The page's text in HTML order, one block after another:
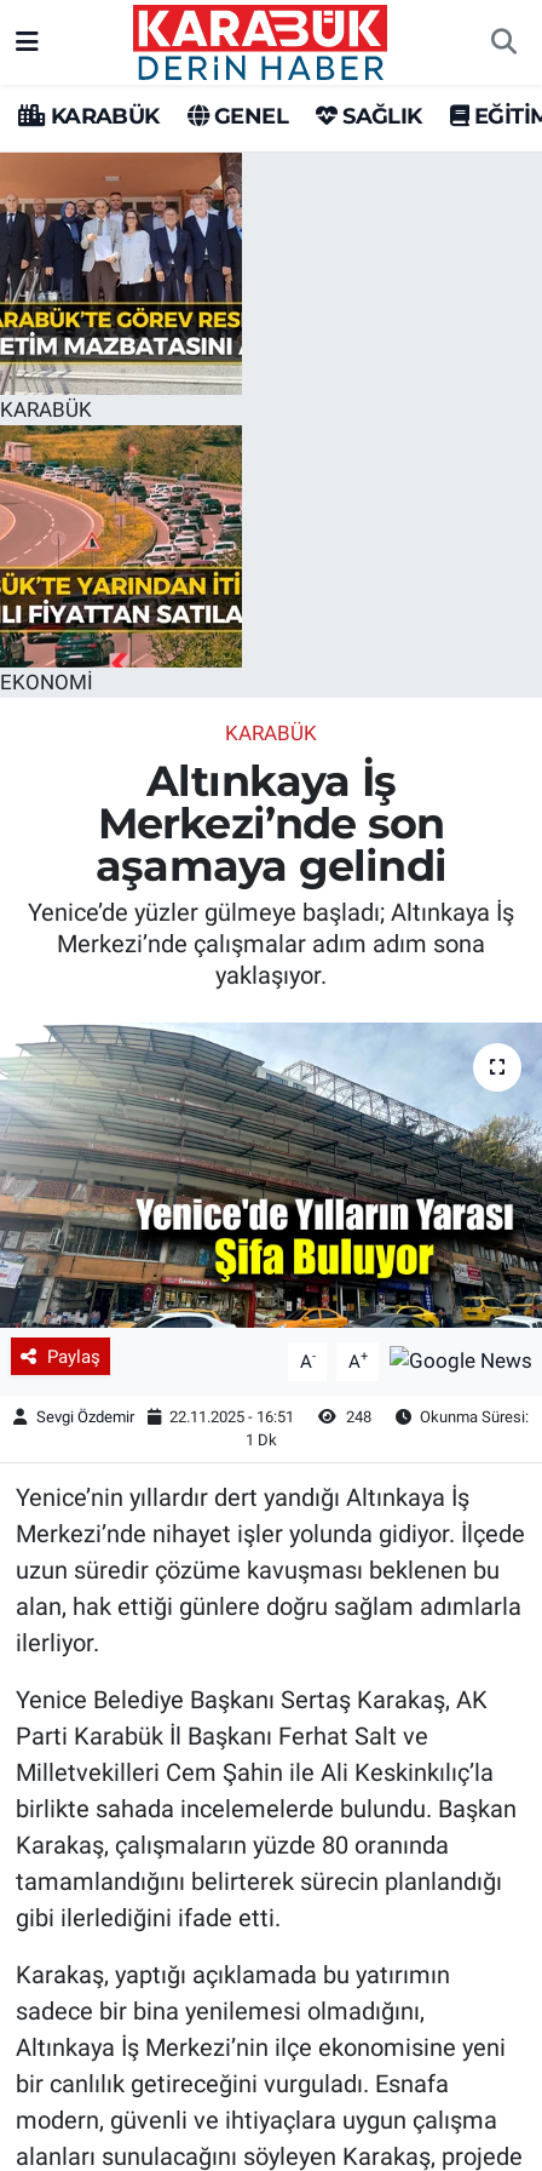
KARABÜK GENEL SAĞLIK
KARABÜK
EKONOMİ
KARABÜK
Altınkaya İş
Merkezi’nde son
aşamaya gelindi
Yenice’de yüzler gülmeye başladı; Altınkaya İş
Merkezi’nde çalışmalar adım adım sona
yaklaşıyor.
Paylaş A- A+
Sevgi Özdemir 22.11.2025 - 16:51 248
Okunma Süresi:
1 Dk
Yenice’nin yıllardır dert yandığı Altınkaya İş
Merkezi’nde nihayet işler yolunda gidiyor. İlçede
uzun süredir çözüme kavuşması beklenen bu
alan, hak ettiği günlere doğru sağlam adımlarla
ilerliyor.
Yenice Belediye Başkanı Sertaş Karakaş, AK
Parti Karabük İl Başkanı Ferhat Salt ve
Milletvekilleri Cem Şahin ile Ali Keskinkılıç’la
birlikte sahada incelemelerde bulundu. Başkan
Karakaş, çalışmaların yüzde 80 oranında
tamamlandığını belirterek sürecin planlandığı
gibi ilerlediğini ifade etti.
Karakaş, yaptığı açıklamada bu yatırımın
sadece bir bina yenilemesi olmadığını,
Altınkaya İş Merkezi’nin ilçe ekonomisine yeni
bir canlılık getireceğini vurguladı. Esnafa
modern, güvenli ve ihtiyaçlara uygun çalışma
alanları sunulacağını söyleyen Karakaş, projede
Karabük Hava Durumu
Karabük Trafik Yoğunluk Haritası
Süper Lig Puan Durumu ve Fikstür
Tüm Manşetler
Son Dakika Haberleri
Haber Arşivi